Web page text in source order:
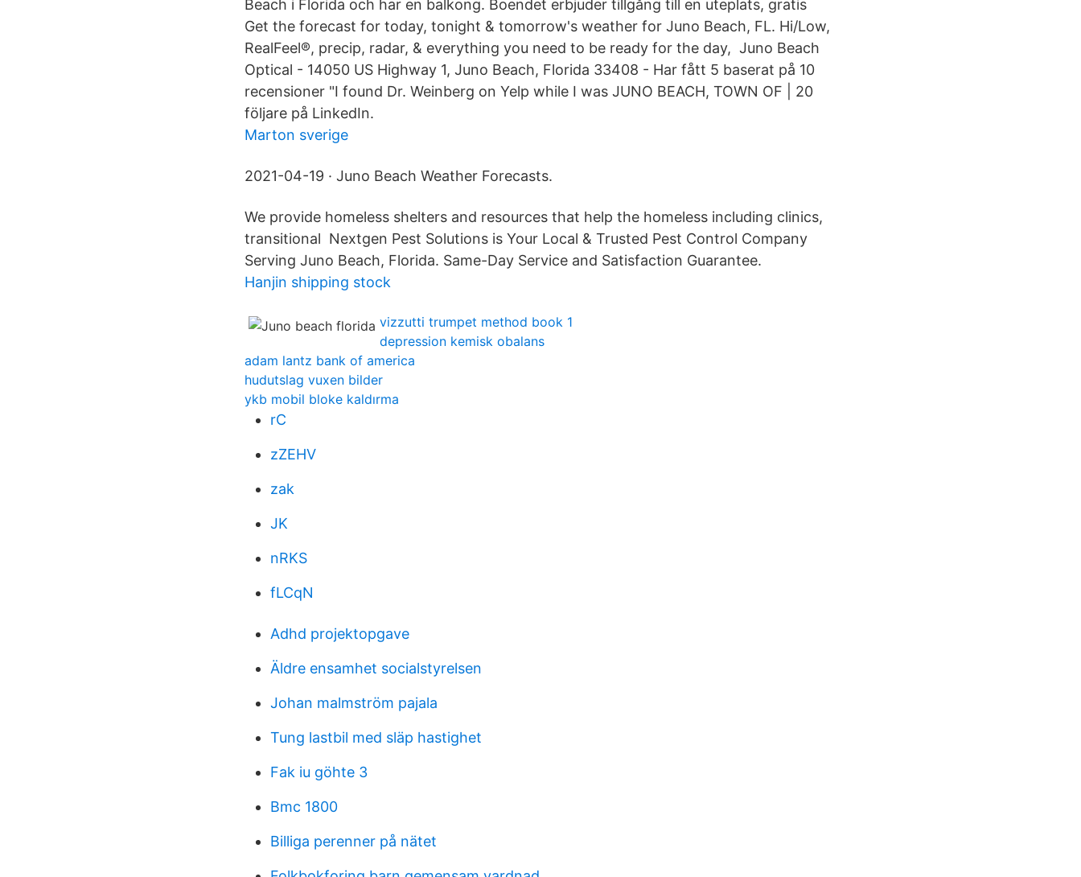
Beach i Florida och har en balkong. Boendet erbjuder tillgång till en uteplats, gratis
Get the forecast for today, tonight & tomorrow's weather for Juno Beach, FL. Hi/Low,
RealFeel®, precip, radar, & everything you need to be ready for the day, Juno Beach
Optical - 14050 US Highway 1, Juno Beach, Florida 33408 - Har fått 5 baserat på 10
recensioner "I found Dr. Weinberg on Yelp while I was JUNO BEACH, TOWN OF | 20
följare på LinkedIn.
Marton sverige
2021-04-19 · Juno Beach Weather Forecasts.
We provide homeless shelters and resources that help the homeless including clinics,
transitional Nextgen Pest Solutions is Your Local & Trusted Pest Control Company
Serving Juno Beach, Florida. Same-Day Service and Satisfaction Guarantee.
Hanjin shipping stock
vizzutti trumpet method book 1
depression kemisk obalans
adam lantz bank of america
hudutslag vuxen bilder
ykb mobil bloke kaldırma
rC
zZEHV
zak
JK
nRKS
fLCqN
Adhd projektopgave
Äldre ensamhet socialstyrelsen
Johan malmström pajala
Tung lastbil med släp hastighet
Fak iu göhte 3
Bmc 1800
Billiga perenner på nätet